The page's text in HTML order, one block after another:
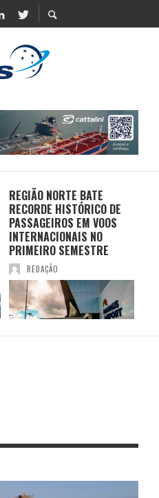
REGIÃO NORTE BATE
RECORDE HISTÓRICO DE
PASSAGEIROS EM VOOS
INTERNACIONAIS NO
PRIMEIRO SEMESTRE
REDAÇÃO